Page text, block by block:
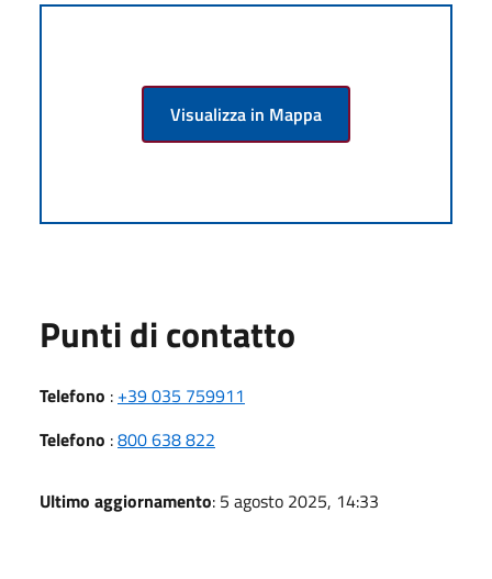
Visualizza in Mappa
Punti di contatto
Telefono : +39 035 759911
Telefono :800 638 822
Ultimo aggiornamento: 5 agosto 2025, 14:33